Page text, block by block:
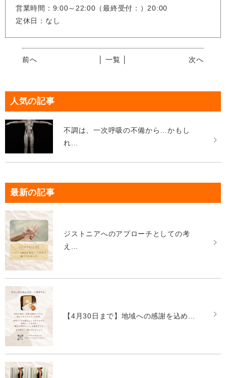
営業時間：9:00～22:00（最終受付：）20:00
定休日：なし
前へ 次へ
│ 一覧 │
人気の記事
不調は、一次呼吸の不備から…かもし
れ...
最新の記事
ジストニアへのアプローチとしての考
え...
【4月30日まで】地域への感謝を込め...